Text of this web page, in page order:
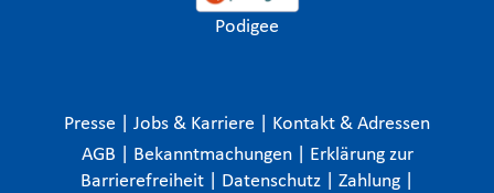
Podigee
Presse Jobs & Karriere
Kontakt & Adressen
AGB
Bekanntmachungen
Erklärung zur
Barrierefreiheit
Datenschutz Zahlung